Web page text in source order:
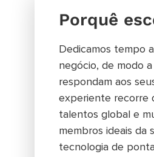
Porquê
Dedicamos tempo
negócio, de modo
respondam aos
experiente recorre
talentos global e
membros ideais da
tecnologia de